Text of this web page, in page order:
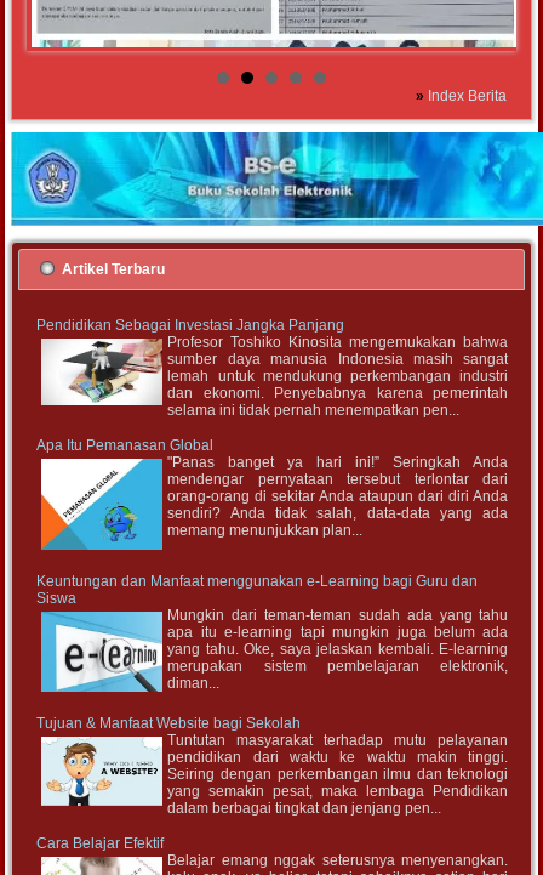
» Index Berita
Artikel Terbaru
Pendidikan Sebagai Investasi Jangka Panjang
Profesor Toshiko Kinosita mengemukakan bahwa
sumber daya manusia Indonesia masih sangat
lemah untuk mendukung perkembangan industri
dan ekonomi. Penyebabnya karena pemerintah
selama ini tidak pernah menempatkan pen...
Apa Itu Pemanasan Global
"Panas banget ya hari ini!” Seringkah Anda
mendengar pernyataan tersebut terlontar dari
orang-orang di sekitar Anda ataupun dari diri Anda
sendiri? Anda tidak salah, data-data yang ada
memang menunjukkan plan...
Keuntungan dan Manfaat menggunakan e-Learning bagi Guru dan
Siswa
Mungkin dari teman-teman sudah ada yang tahu
apa itu e-learning tapi mungkin juga belum ada
yang tahu. Oke, saya jelaskan kembali. E-learning
merupakan sistem pembelajaran elektronik,
diman...
Tujuan & Manfaat Website bagi Sekolah
Tuntutan masyarakat terhadap mutu pelayanan
pendidikan dari waktu ke waktu makin tinggi.
Seiring dengan perkembangan ilmu dan teknologi
yang semakin pesat, maka lembaga Pendidikan
dalam berbagai tingkat dan jenjang pen...
Cara Belajar Efektif
Belajar emang nggak seterusnya menyenangkan.